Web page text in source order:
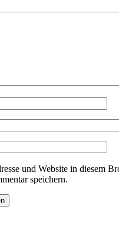
und Website in diesem
speichern.